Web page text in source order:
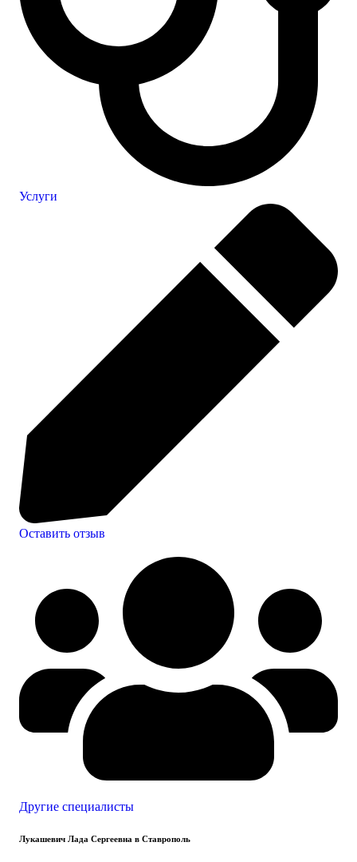
Услуги
Оставить отзыв
Другие специалисты
Лукашевич Лада Сергеевна в Ставрополь